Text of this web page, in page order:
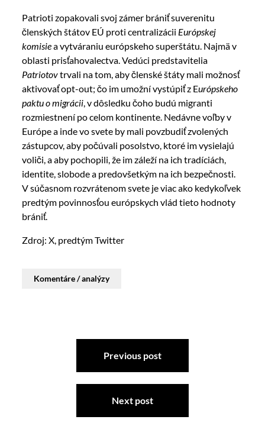
Patrioti zopakovali svoj zámer brániť suverenitu
členských štátov EÚ proti centralizácii Európskej
komisiea vytváraniu európskeho superštátu. Najmä v
oblasti prisťahovalectva. Vedúci predstavitelia
Patriotovtrvali na tom, aby členské štáty mali možnosť
aktivovať opt-out; čo im umožní vystúpiť z Európskeho
paktu o migrácii , v dôsledku čoho budú migranti
rozmiestnení po celom kontinente. Nedávne voľby v
Európe a inde vo svete by mali povzbudiť zvolených
zástupcov, aby počúvali posolstvo, ktoré im vysielajú
voliči, a aby pochopili, že im záleží na ich tradíciách,
identite, slobode a predovšetkým na ich bezpečnosti.
V súčasnom rozvrátenom svete je viac ako kedykoľvek
predtým povinnosťou európskych vlád tieto hodnoty
brániť.
Zdroj: X, predtým Twitter
Komentáre / analýzy
Previous post
Next post